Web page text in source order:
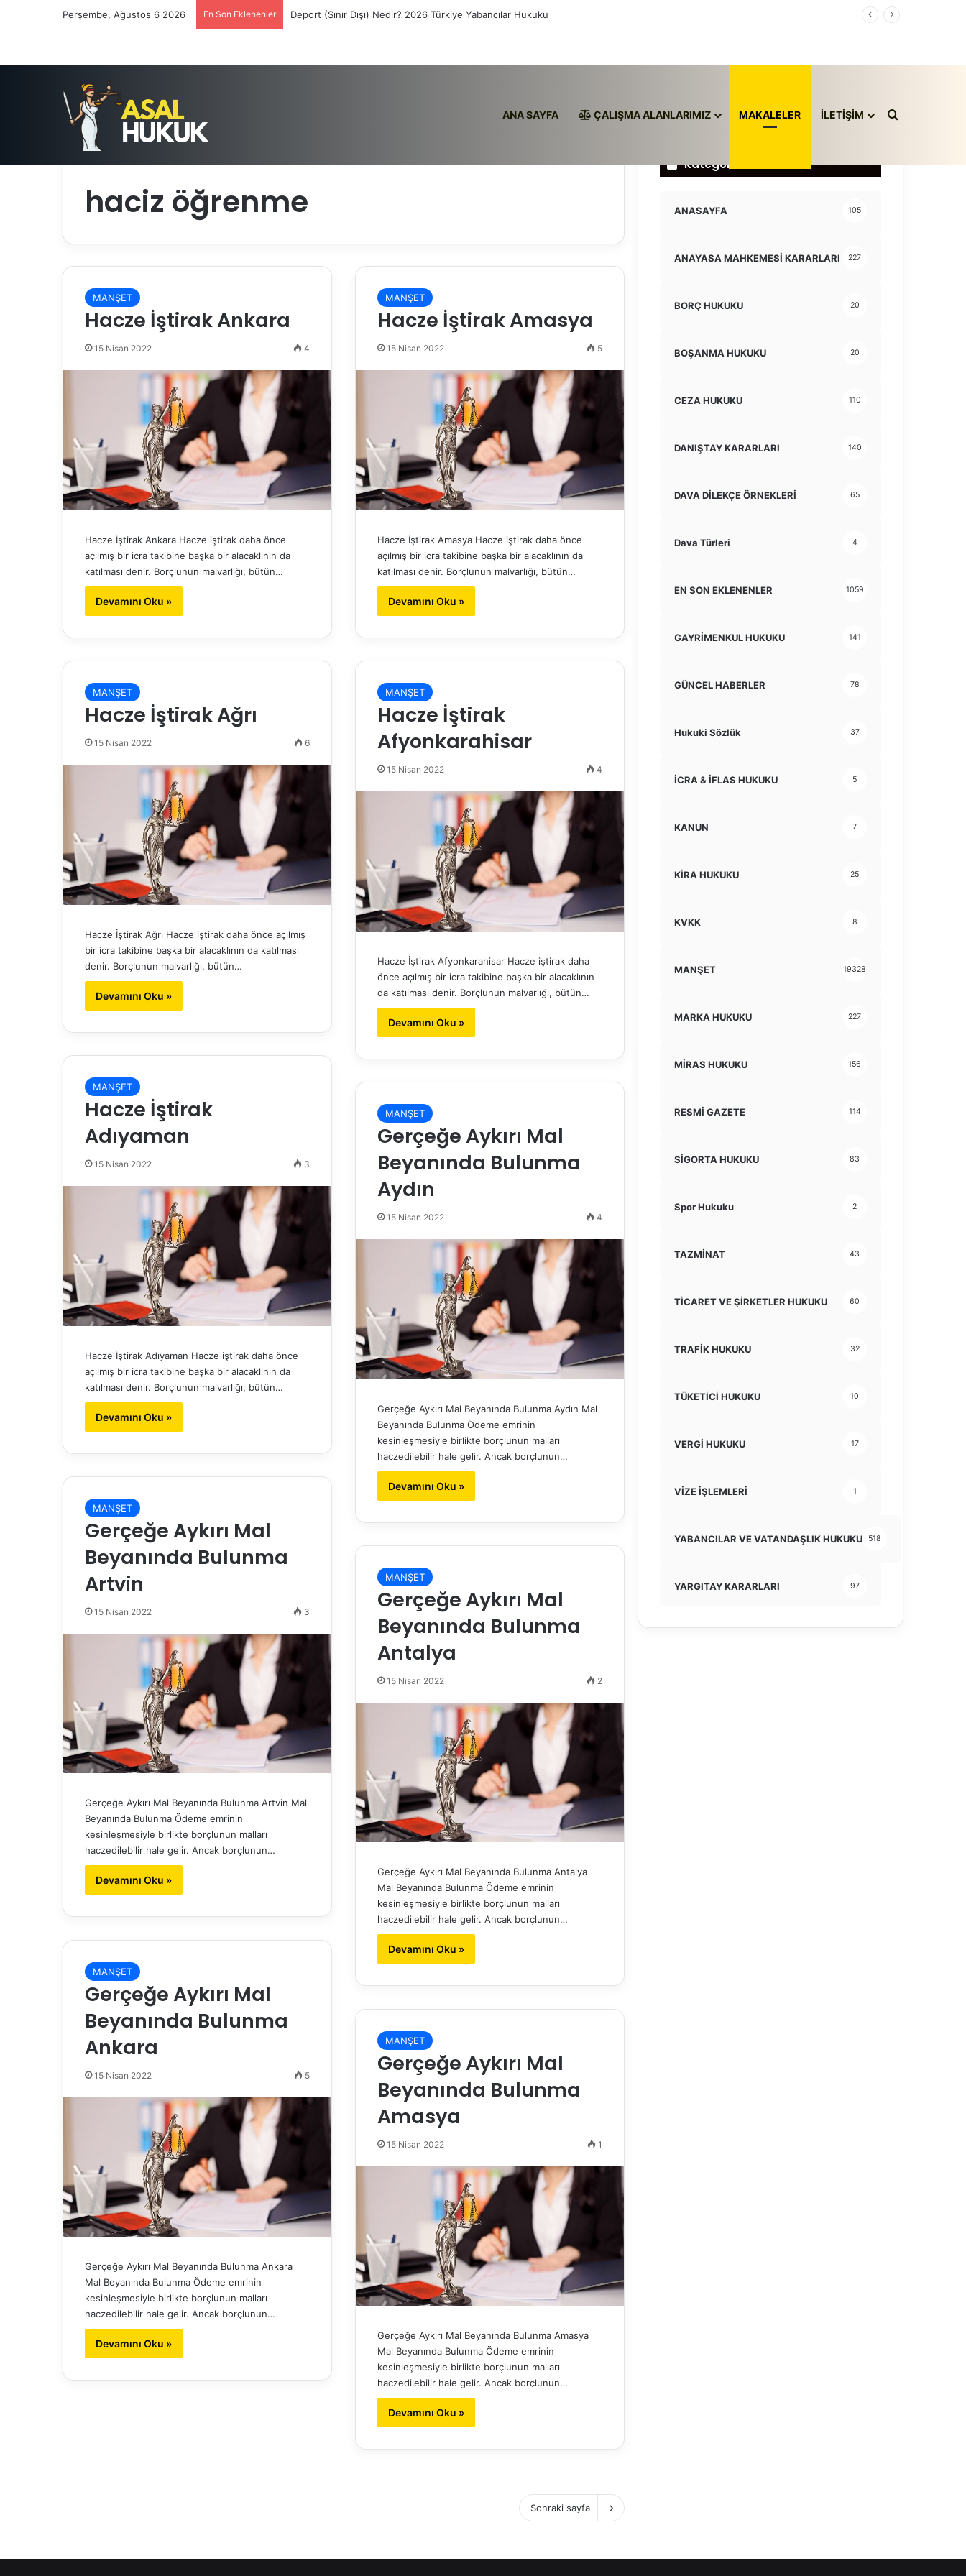
Perşembe, Ağustos 6 2026 En Son Eklenenler Deport (Sınır Dışı) Nedir? 2026 Türkiye Yabancılar Hukuku
ANA SAYFA ÇALIŞMA ALANLARIMIZ MAKALELER İLETİŞİM Arama yap
haciz öğrenme
MANŞET
Hacze İştirak Ankara
15 Nisan 2022 4
Hacze İştirak Ankara Hacze iştirak daha önce
açılmış bir icra takibine başka bir alacaklının da
katılması denir. Borçlunun malvarlığı, bütün…
Devamını Oku »
MANŞET
Hacze İştirak Amasya
15 Nisan 2022 5
Hacze İştirak Amasya Hacze iştirak daha önce
açılmış bir icra takibine başka bir alacaklının da
katılması denir. Borçlunun malvarlığı, bütün…
Devamını Oku »
MANŞET
Hacze İştirak Ağrı
15 Nisan 2022 6
Hacze İştirak Ağrı Hacze iştirak daha önce açılmış
bir icra takibine başka bir alacaklının da katılması
denir. Borçlunun malvarlığı, bütün…
Devamını Oku »
MANŞET
Hacze İştirak
Afyonkarahisar
15 Nisan 2022 4
Hacze İştirak Afyonkarahisar Hacze iştirak daha
önce açılmış bir icra takibine başka bir alacaklının
da katılması denir. Borçlunun malvarlığı, bütün…
Devamını Oku »
MANŞET
Hacze İştirak
Adıyaman
15 Nisan 2022 3
Hacze İştirak Adıyaman Hacze iştirak daha önce
açılmış bir icra takibine başka bir alacaklının da
katılması denir. Borçlunun malvarlığı, bütün…
Devamını Oku »
MANŞET
Gerçeğe Aykırı Mal
Beyanında Bulunma
Aydın
15 Nisan 2022 4
Gerçeğe Aykırı Mal Beyanında Bulunma Aydın Mal
Beyanında Bulunma Ödeme emrinin
kesinleşmesiyle birlikte borçlunun malları
haczedilebilir hale gelir. Ancak borçlunun…
Devamını Oku »
MANŞET
Gerçeğe Aykırı Mal
Beyanında Bulunma
Artvin
15 Nisan 2022 3
Gerçeğe Aykırı Mal Beyanında Bulunma Artvin Mal
Beyanında Bulunma Ödeme emrinin
kesinleşmesiyle birlikte borçlunun malları
haczedilebilir hale gelir. Ancak borçlunun…
Devamını Oku »
MANŞET
Gerçeğe Aykırı Mal
Beyanında Bulunma
Antalya
15 Nisan 2022 2
Gerçeğe Aykırı Mal Beyanında Bulunma Antalya
Mal Beyanında Bulunma Ödeme emrinin
kesinleşmesiyle birlikte borçlunun malları
haczedilebilir hale gelir. Ancak borçlunun…
Devamını Oku »
MANŞET
Gerçeğe Aykırı Mal
Beyanında Bulunma
Ankara
15 Nisan 2022 5
Gerçeğe Aykırı Mal Beyanında Bulunma Ankara
Mal Beyanında Bulunma Ödeme emrinin
kesinleşmesiyle birlikte borçlunun malları
haczedilebilir hale gelir. Ancak borçlunun…
Devamını Oku »
MANŞET
Gerçeğe Aykırı Mal
Beyanında Bulunma
Amasya
15 Nisan 2022 1
Gerçeğe Aykırı Mal Beyanında Bulunma Amasya
Mal Beyanında Bulunma Ödeme emrinin
kesinleşmesiyle birlikte borçlunun malları
haczedilebilir hale gelir. Ancak borçlunun…
Devamını Oku »
Sonraki sayfa
Kategoriler
ANASAYFA 105
ANAYASA MAHKEMESİ KARARLARI 227
BORÇ HUKUKU 20
BOŞANMA HUKUKU 20
CEZA HUKUKU 110
DANIŞTAY KARARLARI 140
DAVA DİLEKÇE ÖRNEKLERİ 65
Dava Türleri 4
EN SON EKLENENLER 1059
GAYRİMENKUL HUKUKU 141
GÜNCEL HABERLER 78
Hukuki Sözlük 37
İCRA & İFLAS HUKUKU 5
KANUN 7
KİRA HUKUKU 25
KVKK 8
MANŞET 19328
MARKA HUKUKU 227
MİRAS HUKUKU 156
RESMİ GAZETE 114
SİGORTA HUKUKU 83
Spor Hukuku 2
TAZMİNAT 43
TİCARET VE ŞİRKETLER HUKUKU 60
TRAFİK HUKUKU 32
TÜKETİCİ HUKUKU 10
VERGİ HUKUKU 17
VİZE İŞLEMLERİ 1
YABANCILAR VE VATANDAŞLIK HUKUKU 518
YARGITAY KARARLARI 97